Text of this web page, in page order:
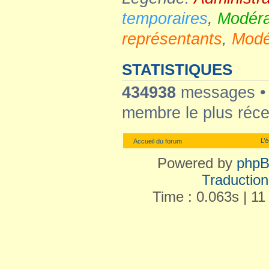
temporaires,
représentants,
STATISTIQUES
434938 messages
membre le plus
Accueil du forum
Powered by
Time : 0.063s |